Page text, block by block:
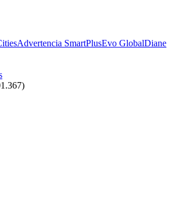
Advertencia SmartPlusEvo GlobalDiane